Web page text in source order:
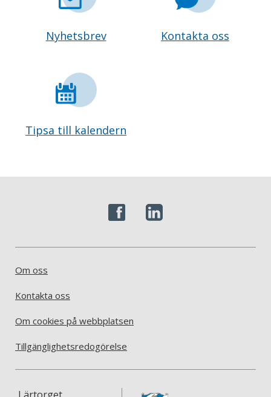
Nyhetsbrev Kontakta oss
Tipsa till kalendern
Om oss
Kontakta oss
Om cookies på webbplatsen
Tillgänglighetsredogörelse
Lärtorget